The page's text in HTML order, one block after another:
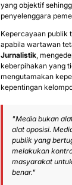
yang objektif
penyelenggara
Kepercayaan publik
apabila wartawan
Jurnalistik,
keberpihakan yang
mengutamakan
kepentingan
"Media bukan
alat oposisi.
publik yang
melakukan
masyarakat
benar."